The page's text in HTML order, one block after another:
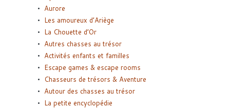
Aurore
Les amoureux d’Ariège
La Chouette d’Or
Autres chasses au trésor
Activités enfants et familles
Escape games & escape rooms
Chasseurs de trésors & Aventure
Autour des chasses au trésor
La petite encyclopédie